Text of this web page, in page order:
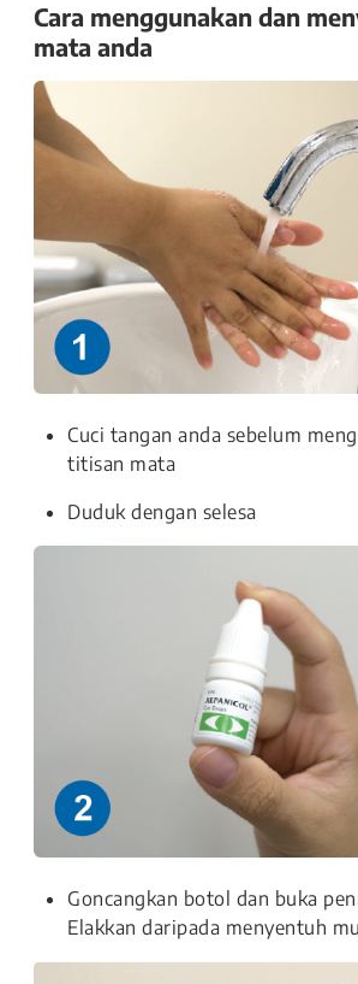
Cara menggunakan dan
mata anda
Cuci tangan anda sebelum
titisan mata
Duduk dengan selesa
Goncangkan botol dan buka
Elakkan daripada menyentuh